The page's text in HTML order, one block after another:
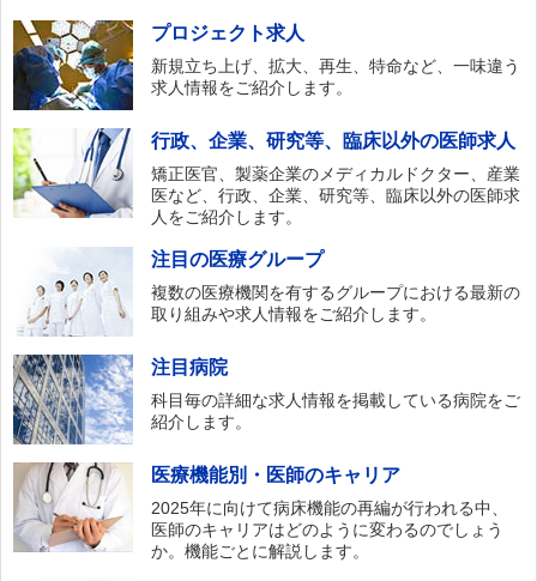
プロジェクト求人
新規立ち上げ、拡大、再生、特命など、一味違う
求人情報をご紹介します。
行政、企業、研究等、臨床以外の医師求人
矯正医官、製薬企業のメディカルドクター、産業
医など、行政、企業、研究等、臨床以外の医師求
人をご紹介します。
注目の医療グループ
複数の医療機関を有するグループにおける最新の
取り組みや求人情報をご紹介します。
注目病院
科目毎の詳細な求人情報を掲載している病院をご
紹介します。
医療機能別・医師のキャリア
2025年に向けて病床機能の再編が行われる中、
医師のキャリアはどのように変わるのでしょう
か。機能ごとに解説します。